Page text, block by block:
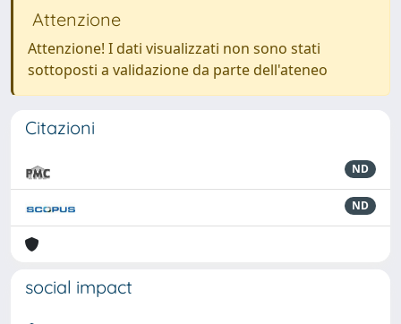
Attenzione
Attenzione! I dati visualizzati non sono stati
sottoposti a validazione da parte dell'ateneo
Citazioni
ND
ND
social impact